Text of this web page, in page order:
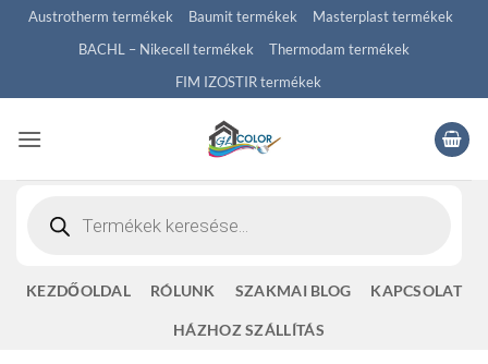
SkipAustrotherm termékek Baumit termékek
Masterplast termékek
BACHL – Nikecell termékek
Thermodam termékek
FIM IZOSTIR termékek
search
KEZDŐOLDAL RÓLUNK SZAKMAI BLOG KAPCSOLAT
HÁZHOZ SZÁLLÍTÁS